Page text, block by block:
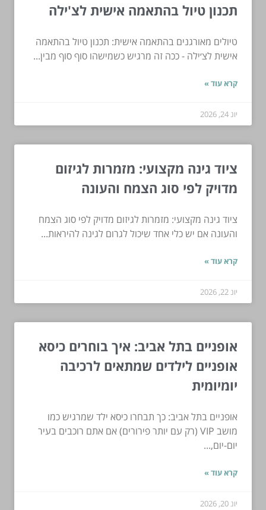
תכנון טיול בהתאמה אישית לצ'ילה
טיולים מאורגנים בהתאמה אישית: תכנון טיול בהתאמה
אישית לצ׳ילה - ככה זה מרגיש כשמישהו סוף סוף מבין...
קרא עוד »
יונ 24, 2026
ציוד גינה מקצועי: מזמרות לגיזום
מדויק לפי סוג הצמח והעונה
ציוד גינה מקצועי: מזמרות לגיזום מדויק לפי סוג הצמח
והעונה אם יש כלי אחד שיכול לגרום לגינה להיראות...
קרא עוד »
יונ 22, 2026
אופניים בתל אביב: איך בוחרים כיסא
אופניים לילדים שמתאים לרכיבה
יומיומית
אופניים בתל אביב: כך תבחרו כיסא ילד שמרגיש כמו
מושב VIP (רק עם יותר פירורים) אם אתם רוכבים בעיר
יום-יום,...
קרא עוד »
יונ 20, 2026